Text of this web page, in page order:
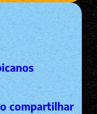
compartilhar